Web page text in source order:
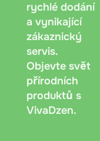
rychlé dodání
a vynikající
zákaznický
servis.
Objevte svět
přírodních
produktů s
VivaDzen.